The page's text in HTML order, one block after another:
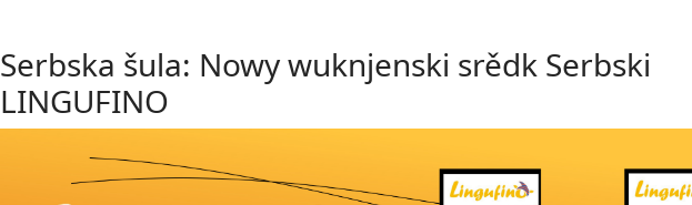
Serbska šula: Nowy wuknjenski srědk Serbski
LINGUFINO